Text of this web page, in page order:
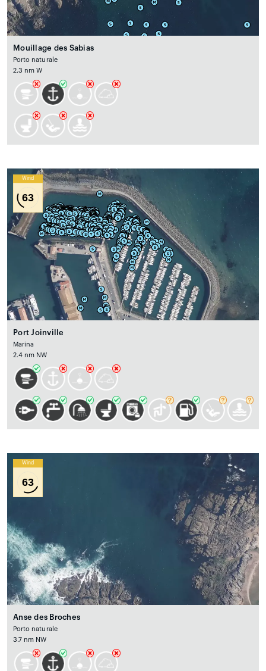
Mouillage des Sabias
Porto naturale
2.3 nm W
Wind
63
Port Joinville
Marina
2.4 nm NW
Wind
63
Anse des Broches
Porto naturale
3.7 nm NW